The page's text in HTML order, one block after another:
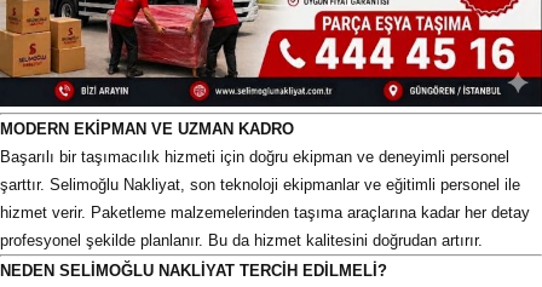
MODERN EKİPMAN VE UZMAN KADRO
Başarılı bir taşımacılık hizmeti için doğru ekipman ve deneyimli personel
şarttır. Selimoğlu Nakliyat, son teknoloji ekipmanlar ve eğitimli personel ile
hizmet verir. Paketleme malzemelerinden taşıma araçlarına kadar her detay
profesyonel şekilde planlanır. Bu da hizmet kalitesini doğrudan artırır.
NEDEN SELİMOĞLU NAKLİYAT TERCİH EDİLMELİ?